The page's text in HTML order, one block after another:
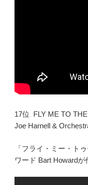
17位 FLY ME TO
Joe Harnell &
「フライ・ミー・ト
ワード Bart Howardが